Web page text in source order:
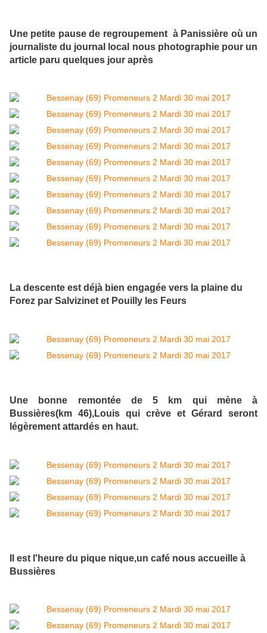
Une petite pause de regroupement à Panissière où un
journaliste du journal local nous photographie pour un
article paru quelques jour après
La descente est déjà bien engagée vers la plaine du
Forez par Salvizinet et Pouilly les Feurs
Une bonne remontée de 5 km qui mène à
Bussières(km 46),Louis qui crève et Gérard seront
légèrement attardés en haut.
Il est l'heure du pique nique,un café nous accueille à
Bussières